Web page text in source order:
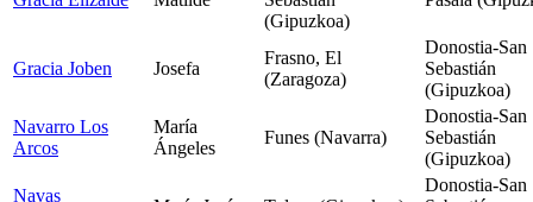
(Gipuzkoa)
Gracia Joben Josefa
Frasno, El
(Zaragoza)
Donostia-San
Sebastián
(Gipuzkoa)
Navarro Los
Arcos
María
Ángeles
Funes (Navarra)
Donostia-San
Sebastián
(Gipuzkoa)
Navas
Donostia-San